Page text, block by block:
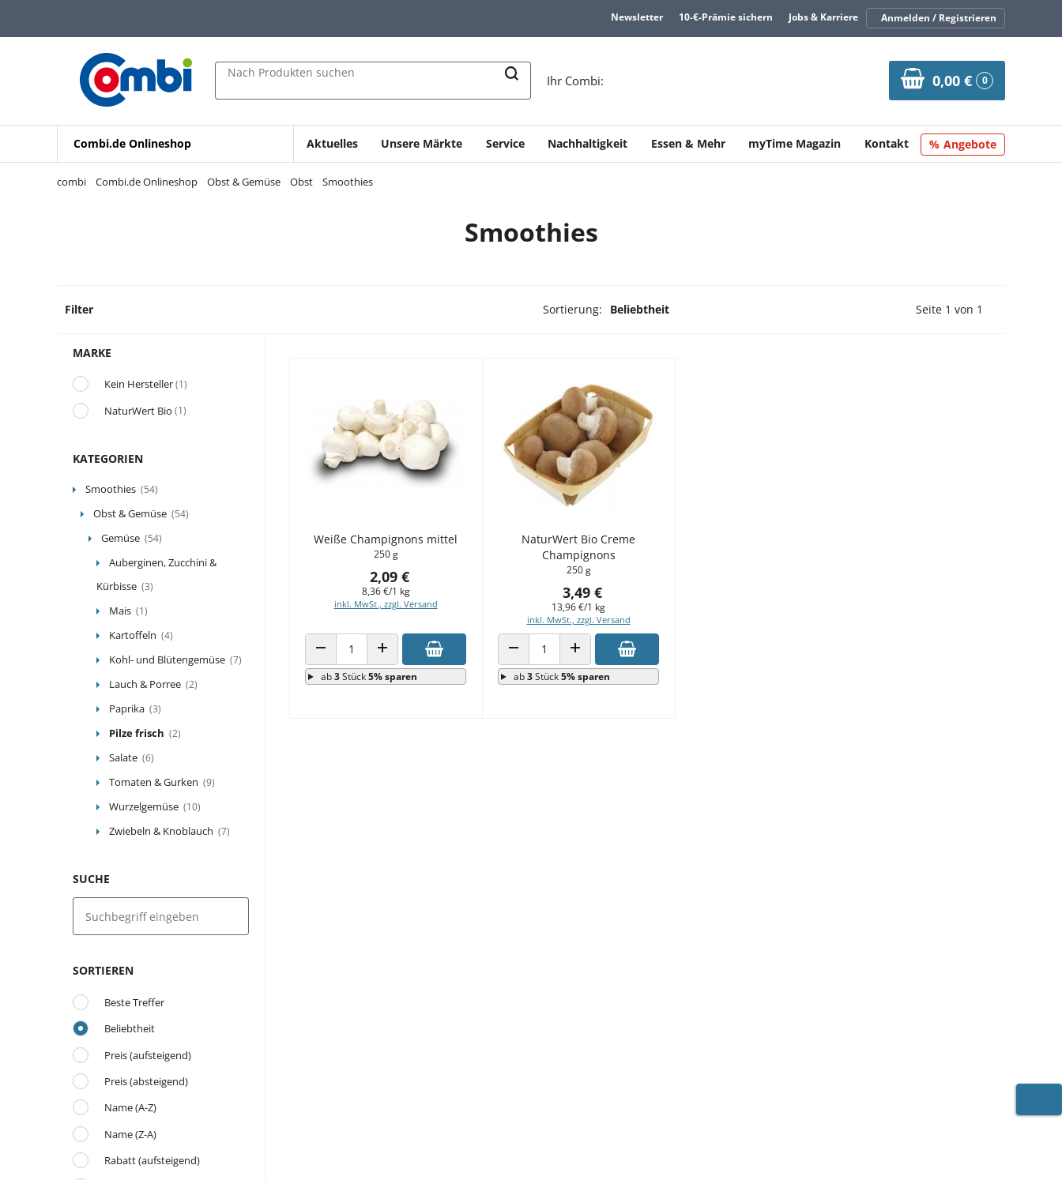
Zur Navigation springen
Zur Suche springen
Newsletter 10-€-Prämie sichern Jobs & Karriere Anmelden / Registrieren
Nach Produkten suchen
Ihr Combi: 0,00 € 0
Combi.de Onlineshop Aktuelles Unsere Märkte Service Nachhaltigkeit Essen & Mehr myTime Magazin Kontakt Angebote
combi Combi.de Onlineshop Obst & Gemüse Obst Smoothies
Smoothies
Filter Sortierung: Beliebtheit Vorherige Seite
Seite 1 von 1
MARKE
Kein Hersteller(1)
NaturWert Bio (1)
KATEGORIEN
Smoothies (54)
Obst & Gemüse (54)
Gemüse (54)
Auberginen, Zucchini &
Kürbisse (3)
Mais (1)
Kartoffeln (4)
Kohl- und Blütengemüse (7)
Lauch & Porree (2)
Paprika (3)
Pilze frisch (2)
Salate (6)
Tomaten & Gurken (9)
Wurzelgemüse (10)
Zwiebeln & Knoblauch (7)
SUCHE
SORTIEREN
Beste Treffer
Beliebtheit
Preis (aufsteigend)
Preis (absteigend)
Name (A-Z)
Name (Z-A)
Rabatt (aufsteigend)
Weiße Champignons mittel
250 g
2,09 €
8,36 €/1 kg
inkl. MwSt., zzgl. Versand
ANZAHL VERRINGERNANZAHL ERHÖHEN
ab3Stück5% sparen
NaturWert Bio Creme
Champignons
250 g
3,49 €
13,96 €/1 kg
inkl. MwSt., zzgl. Versand
ANZAHL VERRINGERNANZAHL ERHÖHEN
ab3Stück5% sparen